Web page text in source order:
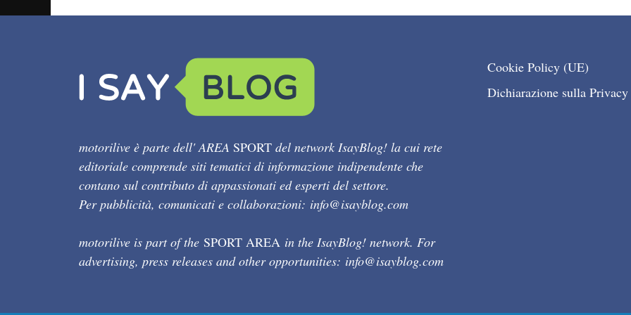
motorilive è parte dell' AREA SPORT del network IsayBlog! la cui rete
editoriale comprende siti tematici di informazione indipendente che
contano sul contributo di appassionati ed esperti del settore.
Per pubblicità, comunicati e collaborazioni: info@isayblog.com
motorilive is part of the SPORT AREA in the IsayBlog! network. For
advertising, press releases and other opportunities: info@isayblog.com
Cookie Policy (UE)
Dichiarazione sulla